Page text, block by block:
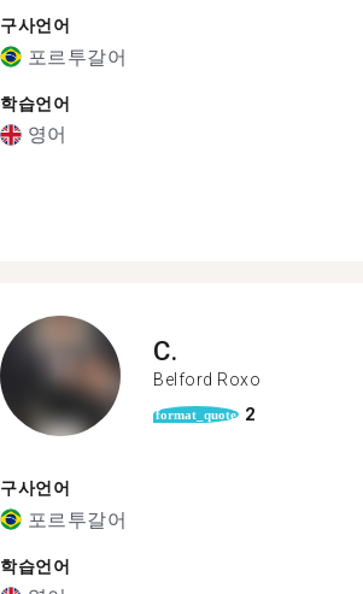
구사언어
포르투갈어
학습언어
영어
C.
Belford Roxo
format_quote 2
구사언어
포르투갈어
학습언어